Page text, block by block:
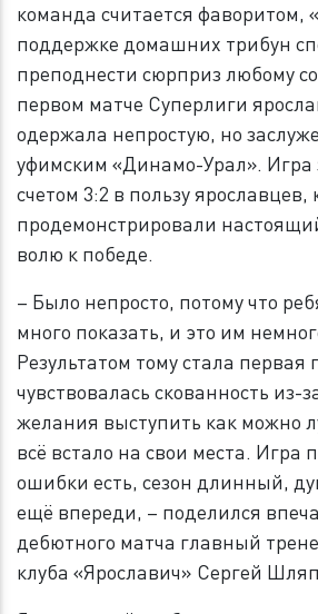
команда считается фаворитом,
поддержке домашних трибун
преподнести сюрприз любому
первом матче Суперлиги
одержала непростую, но
уфимским «Динамо-Урал». Игра
счетом 3:2 в пользу ярославцев,
продемонстрировали
волю к победе.
– Было непросто, потому что
много показать, и это им
Результатом тому стала первая
чувствовалась скованность из-
желания выступить как можно
всё встало на свои места. Игра
ошибки есть, сезон длинный,
ещё впереди, – поделился
дебютного матча главный
клуба «Ярославич» Сергей